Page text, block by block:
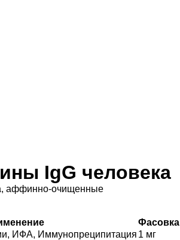
IgG человека
аффинно-очищенные
Фасовка
ИФА, Иммунопреципитация 1 мг